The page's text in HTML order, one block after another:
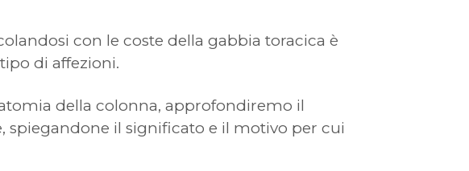
con le coste della gabbia toracica è
di affezioni.
della colonna, approfondiremo il
spiegandone il significato e il motivo per cui